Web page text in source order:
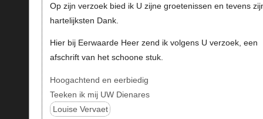
Op zijn verzoek bied ik U zijne groetenissen en tevens
hartelijksten Dank.
Hier bij Eerwaarde Heer zend ik volgens U verzoek, een
afschrift van het schoone stuk.
Hoogachtend en eerbiedig
Teeken ik mij UW Dienares
Louise Vervaet